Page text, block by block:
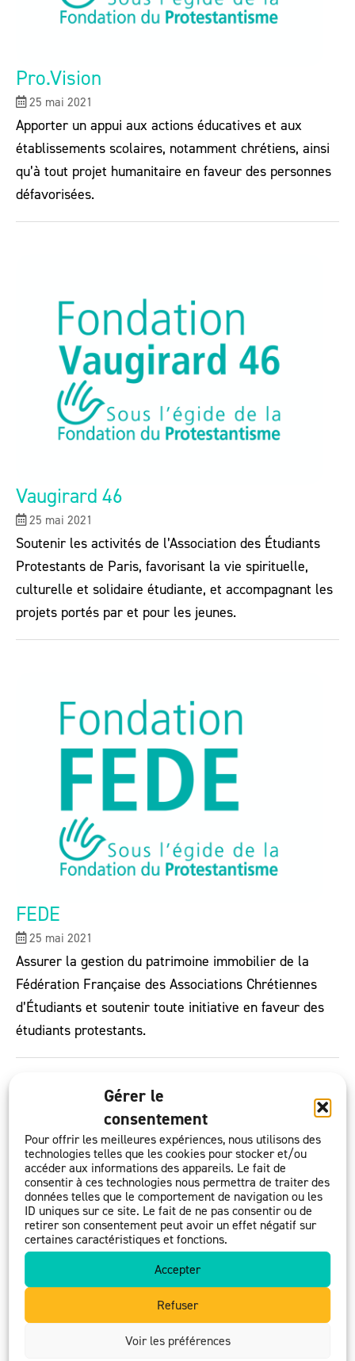
Gérer le
consentement
Pour offrir les meilleures expériences, nous utilisons des
technologies telles que les cookies pour stocker et/ou
accéder aux informations des appareils. Le fait de
consentir à ces technologies nous permettra de traiter des
données telles que le comportement de navigation ou les
ID uniques sur ce site. Le fait de ne pas consentir ou de
retirer son consentement peut avoir un effet négatif sur
certaines caractéristiques et fonctions.
Accepter
Refuser
Voir les préférences
Pro.Vision
25 mai 2021
Apporter un appui aux actions éducatives et aux
établissements scolaires, notamment chrétiens, ainsi
qu’à tout projet humanitaire en faveur des personnes
défavorisées.
Vaugirard 46
25 mai 2021
Soutenir les activités de l’Association des Étudiants
Protestants de Paris, favorisant la vie spirituelle,
culturelle et solidaire étudiante, et accompagnant les
projets portés par et pour les jeunes.
FEDE
25 mai 2021
Assurer la gestion du patrimoine immobilier de la
Fédération Française des Associations Chrétiennes
d’Étudiants et soutenir toute initiative en faveur des
étudiants protestants.
Le Lazaret